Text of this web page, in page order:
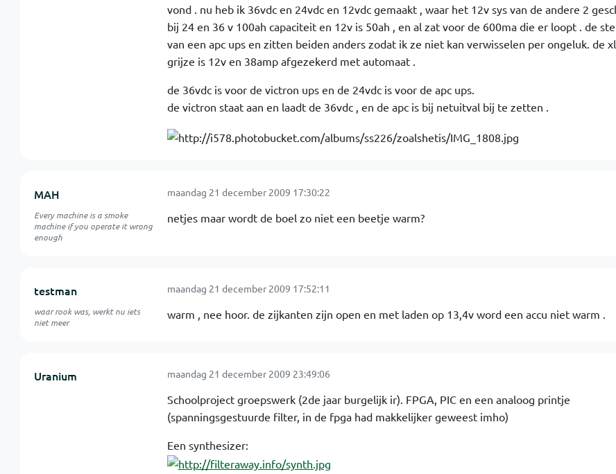
vond . nu heb ik 36vdc en 24vdc en 12vdc gemaakt , waar het 12v sys van de andere 2
bij 24 en 36 v 100ah capaciteit en 12v is 50ah , en al zat voor de 600ma die er loopt . de
van een apc ups en zitten beiden anders zodat ik ze niet kan verwisselen per ongeluk. de
grijze is 12v en 38amp afgezekerd met automaat .
de 36vdc is voor de victron ups en de 24vdc is voor de apc ups.
de victron staat aan en laadt de 36vdc , en de apc is bij netuitval bij te zetten .
MAH
Every machine is a smoke
machine if you operate it wrong
enough
maandag 21 december 2009 17:30:22
netjes maar wordt de boel zo niet een beetje warm?
testman
waar rook was, werkt nu iets
niet meer
maandag 21 december 2009 17:52:11
warm , nee hoor. de zijkanten zijn open en met laden op 13,4v word een accu niet warm .
Uranium maandag 21 december 2009 23:49:06
Schoolproject groepswerk (2de jaar burgelijk ir). FPGA, PIC en een analoog printje
(spanningsgestuurde filter, in de fpga had makkelijker geweest imho)
Een synthesizer: